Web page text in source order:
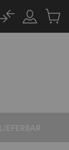
Mein
Konto
No
Artikel